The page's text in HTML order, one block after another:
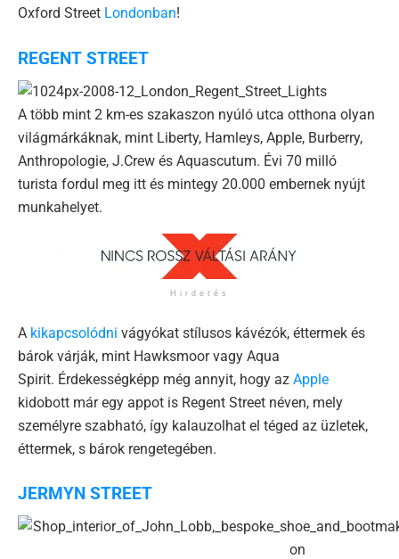
Oxford Street Londonban!
REGENT STREET
A több mint 2 km-es szakaszon nyúló utca otthona olyan
világmárkáknak, mint Liberty, Hamleys, Apple, Burberry,
Anthropologie, J.Crew és Aquascutum. Évi 70 milló
turista fordul meg itt és mintegy 20.000 embernek nyújt
munkahelyet.
Hirdetés
A kikapcsolódni vágyókat stílusos kávézók, éttermek és
bárok várják, mint Hawksmoor vagy Aqua
Spirit. Érdekességképp még annyit, hogy az Apple
kidobott már egy appot is Regent Street néven, mely
személyre szabható, így kalauzolhat el téged az üzletek,
éttermek, s bárok rengetegében.
JERMYN STREET